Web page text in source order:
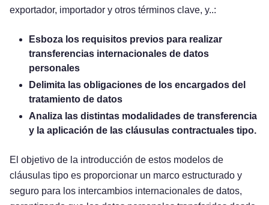
exportador, importador y otros términos clave, y..:
Esboza los requisitos previos para realizar
transferencias internacionales de datos
personales
Delimita las obligaciones de los encargados del
tratamiento de datos
Analiza las distintas modalidades de transferencia
y la aplicación de las cláusulas contractuales tipo.
El objetivo de la introducción de estos modelos de
cláusulas tipo es proporcionar un marco estructurado y
seguro para los intercambios internacionales de datos,